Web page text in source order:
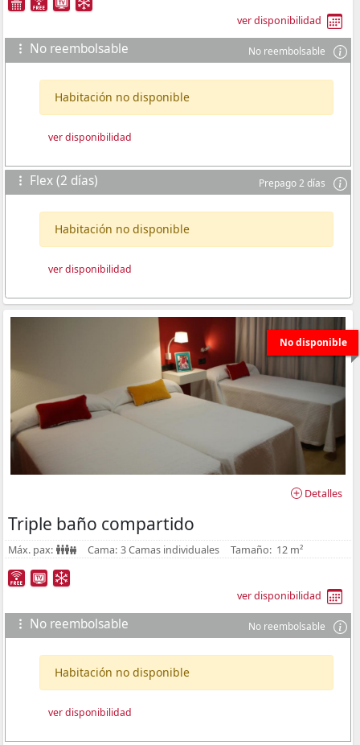
ver disponibilidad
No reembolsable No reembolsable
Habitación no disponible
ver disponibilidad
Flex (2 días) Prepago 2 días
Habitación no disponible
ver disponibilidad
No disponible
Detalles
Triple baño compartido
Máx. pax: Cama: 3 Camas individuales Tamaño: 12 m²
ver disponibilidad
No reembolsable No reembolsable
Habitación no disponible
ver disponibilidad